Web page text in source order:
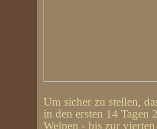
Um sicher zu stellen,
in den ersten 14
Welpen - bis zur